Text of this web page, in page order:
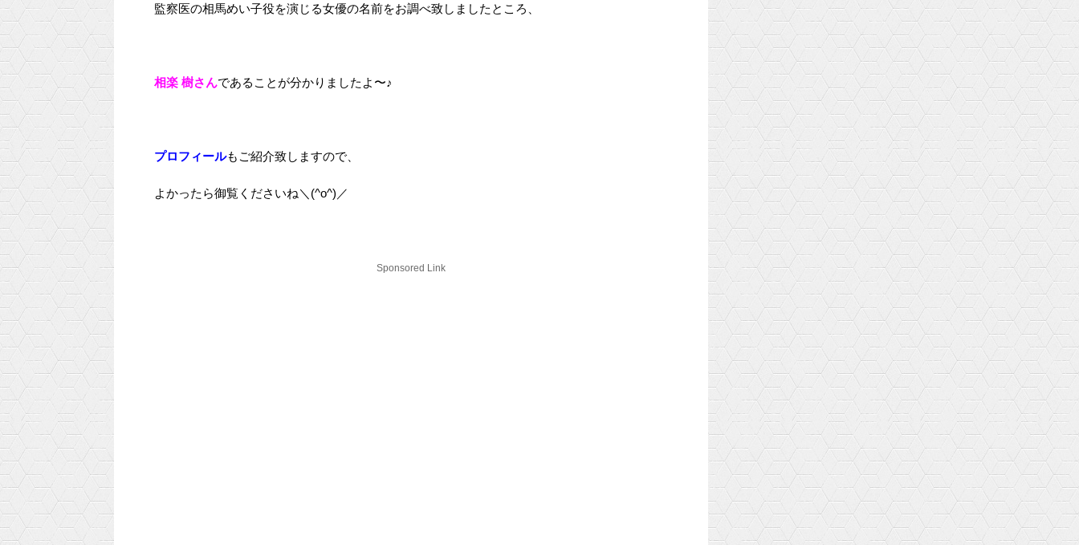
監察医の相馬めい子役を演じる女優の名前をお調べ致しましたところ、
相楽 樹さんであることが分かりましたよ〜♪
プロフィールもご紹介致しますので、
よかったら御覧くださいね＼(^o^)／
Sponsored Link